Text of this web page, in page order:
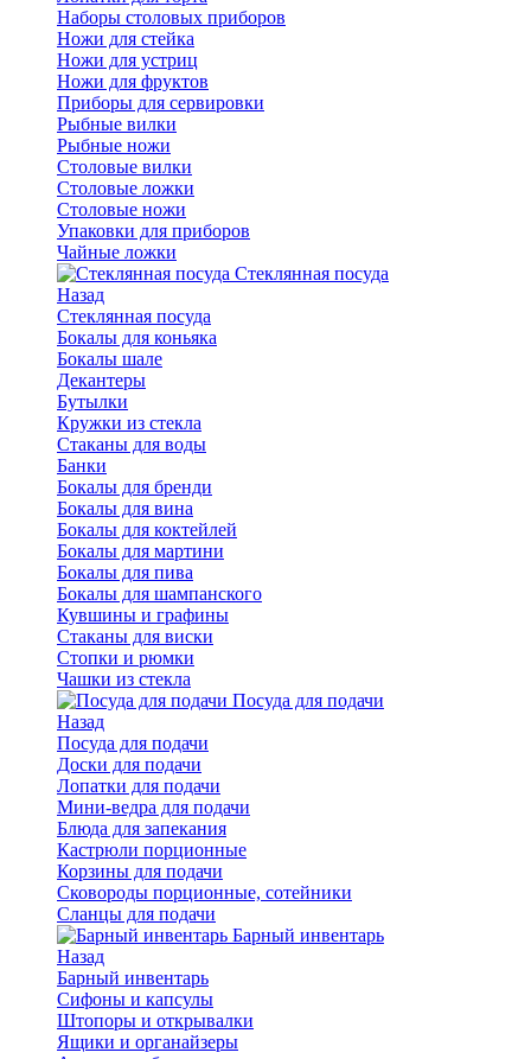
Наборы столовых приборов
Ножи для стейка
Ножи для устриц
Ножи для фруктов
Приборы для сервировки
Рыбные вилки
Рыбные ножи
Столовые вилки
Столовые ложки
Столовые ножи
Упаковки для приборов
Чайные ложки
Стеклянная посуда
Назад
Стеклянная посуда
Бокалы для коньяка
Бокалы шале
Декантеры
Бутылки
Кружки из стекла
Стаканы для воды
Банки
Бокалы для бренди
Бокалы для вина
Бокалы для коктейлей
Бокалы для мартини
Бокалы для пива
Бокалы для шампанского
Кувшины и графины
Стаканы для виски
Стопки и рюмки
Чашки из стекла
Посуда для подачи
Назад
Посуда для подачи
Доски для подачи
Лопатки для подачи
Мини-ведра для подачи
Блюда для запекания
Кастрюли порционные
Корзины для подачи
Сковороды порционные, сотейники
Сланцы для подачи
Барный инвентарь
Назад
Барный инвентарь
Сифоны и капсулы
Штопоры и открывалки
Ящики и органайзеры